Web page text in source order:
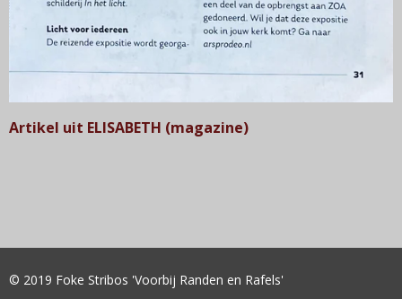
Artikel uit ELISABETH (magazine)
© 2019 Foke Stribos 'Voorbij Randen en Rafels'